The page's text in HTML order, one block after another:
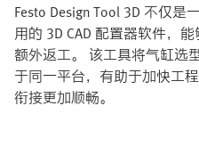
Festo Design Tool 3D 不仅
用的 3D CAD 配置器软件，
额外返工。 该工具将气缸选
于同一平台，有助于加快工
衔接更加顺畅。